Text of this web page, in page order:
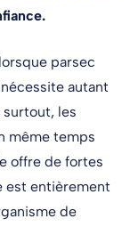
parsec
autant
surtout, les
même temps
offre de fortes
est entièrement
de